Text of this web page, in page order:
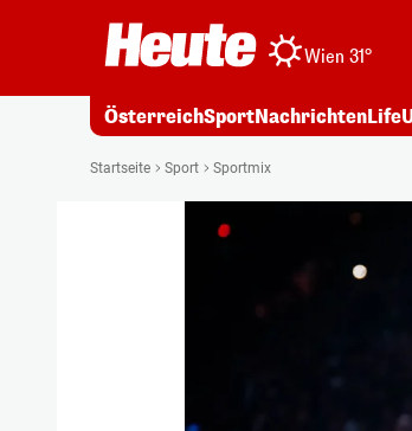
Wien 31°
ÖsterreichSportNachrichtenLife
Startseite Sport Sportmix